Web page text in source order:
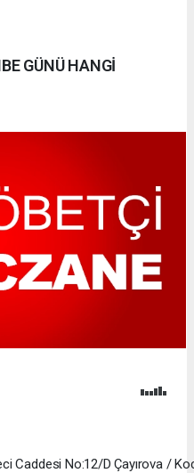
GÜNÜ HANGİ
Caddesi No:12/D Çayırova /